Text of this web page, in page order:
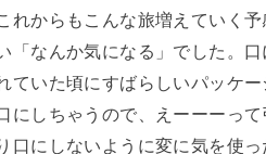
れからもこんな旅増えていく予
「なんか気になる」でした。
ていた頃にすばらしいパッケ
にしちゃうので、えーーーって
口にしないように変に気を使っ